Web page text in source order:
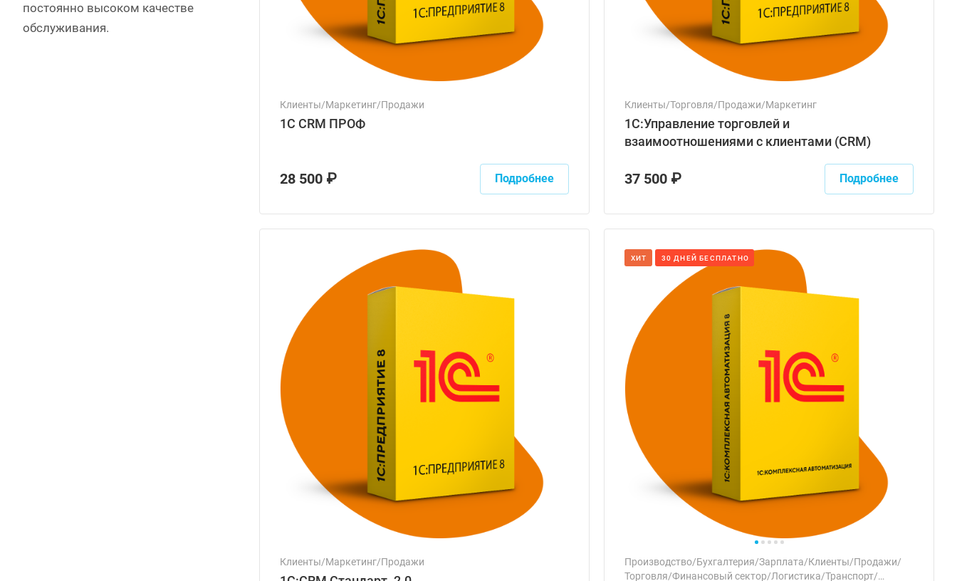
Клиенты/Маркетинг/Продажи
1С CRM ПРОФ
28 500 ₽ Подробнее
Клиенты/Торговля/Продажи/Маркетинг
1С:Управление торговлей и
взаимоотношениями с клиентами (CRM)
37 500 ₽ Подробнее
Клиенты/Маркетинг/Продажи
ХИТ 30 ДНЕЙ БЕСПЛАТНО
Производство/Бухгалтерия/Зарплата/Клиенты/Продажи/
Торговля/Финансовый сектор/Логистика/Транспорт/
постоянно высоком качестве
обслуживания.